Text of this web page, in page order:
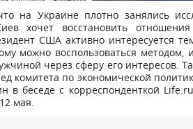
на Украине плотно занялись
хочет восстановить
США активно интересуется
можно воспользоваться методом,
через сферу его интересов.
комитета по экономической
в беседе с корреспонденткой
мая.